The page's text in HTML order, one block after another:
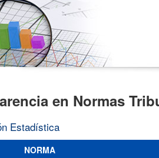
en Normas
Estadística
NORMA